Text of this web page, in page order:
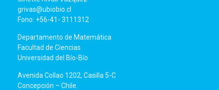
grivas@ubiobio.cl
Fono: +56-41- 3111312
Departamento de Matemática
Facultad de Ciencias
Universidad del Bío-Bío
Avenida Collao 1202, Casilla 5-C
Concepción – Chile.